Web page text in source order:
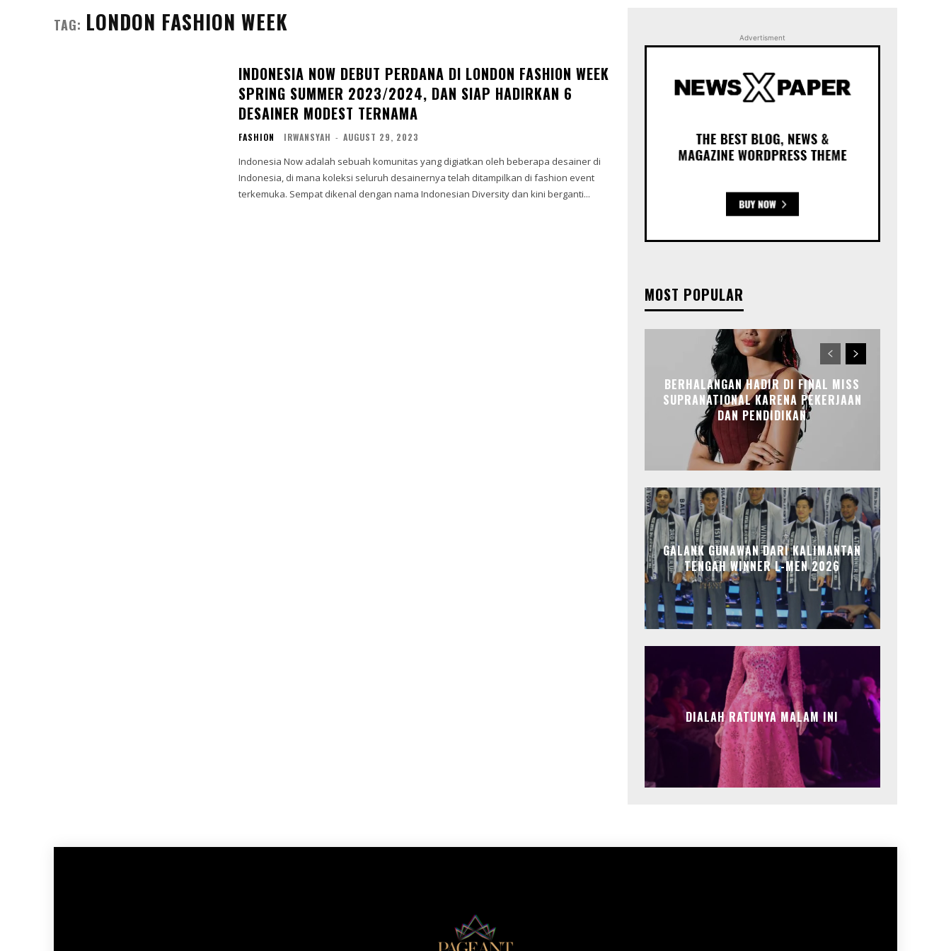
TAG: LONDON FASHION WEEK
INDONESIA NOW DEBUT PERDANA DI LONDON FASHION WEEK
SPRING SUMMER 2023/2024, DAN SIAP HADIRKAN 6
DESAINER MODEST TERNAMA
FASHION IRWANSYAH - AUGUST 29, 2023
Indonesia Now adalah sebuah komunitas yang digiatkan oleh beberapa desainer di
Indonesia, di mana koleksi seluruh desainernya telah ditampilkan di fashion event
terkemuka. Sempat dikenal dengan nama Indonesian Diversity dan kini berganti...
Advertisment
MOST POPULAR
BERHALANGAN HADIR DI FINAL MISS
SUPRANATIONAL KARENA PEKERJAAN
DAN PENDIDIKAN
GALANK GUNAWAN DARI KALIMANTAN
TENGAH WINNER L-MEN 2026
DIALAH RATUNYA MALAM INI